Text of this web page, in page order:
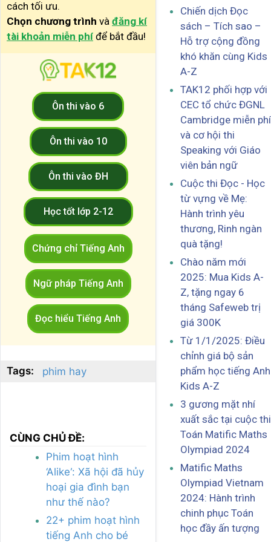
cách tối ưu.
Chọn chương trình và đăng kí
tài khoản miễn phí để bắt đầu!
Ôn thi vào 6
Ôn thi vào 10
Ôn thi vào ĐH
Học tốt lớp 2-12
Chứng chỉ Tiếng Anh
Ngữ pháp Tiếng Anh
Đọc hiểu Tiếng Anh
Tags: phim hay
CÙNG CHỦ ĐỀ:
Phim hoạt hình
‘Alike’: Xã hội đã hủy
hoại gia đình bạn
như thế nào?
22+ phim hoạt hình
tiếng Anh cho bé
Chiến dịch Đọc
sách – Tích sao –
Hỗ trợ cộng đồng
khó khăn cùng Kids
A-Z
TAK12 phối hợp với
CEC tổ chức ĐGNL
Cambridge miễn phí
và cơ hội thi
Speaking với Giáo
viên bản ngữ
Cuộc thi Đọc - Học
từ vựng về Mẹ:
Hành trình yêu
thương, Rinh ngàn
quà tặng!
Chào năm mới
2025: Mua Kids A-
Z, tặng ngay 6
tháng Safeweb trị
giá 300K
Từ 1/1/2025: Điều
chỉnh giá bộ sản
phẩm học tiếng Anh
Kids A-Z
3 gương mặt nhí
xuất sắc tại cuộc thi
Toán Matific Maths
Olympiad 2024
Matific Maths
Olympiad Vietnam
2024: Hành trình
chinh phục Toán
học đầy ấn tượng